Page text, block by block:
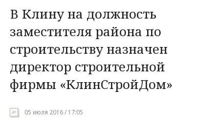
В Клину на должность
заместителя района по
строительству назначен
директор строительной
фирмы «КлинСтройДом»
05 июля 2016 / 17:05